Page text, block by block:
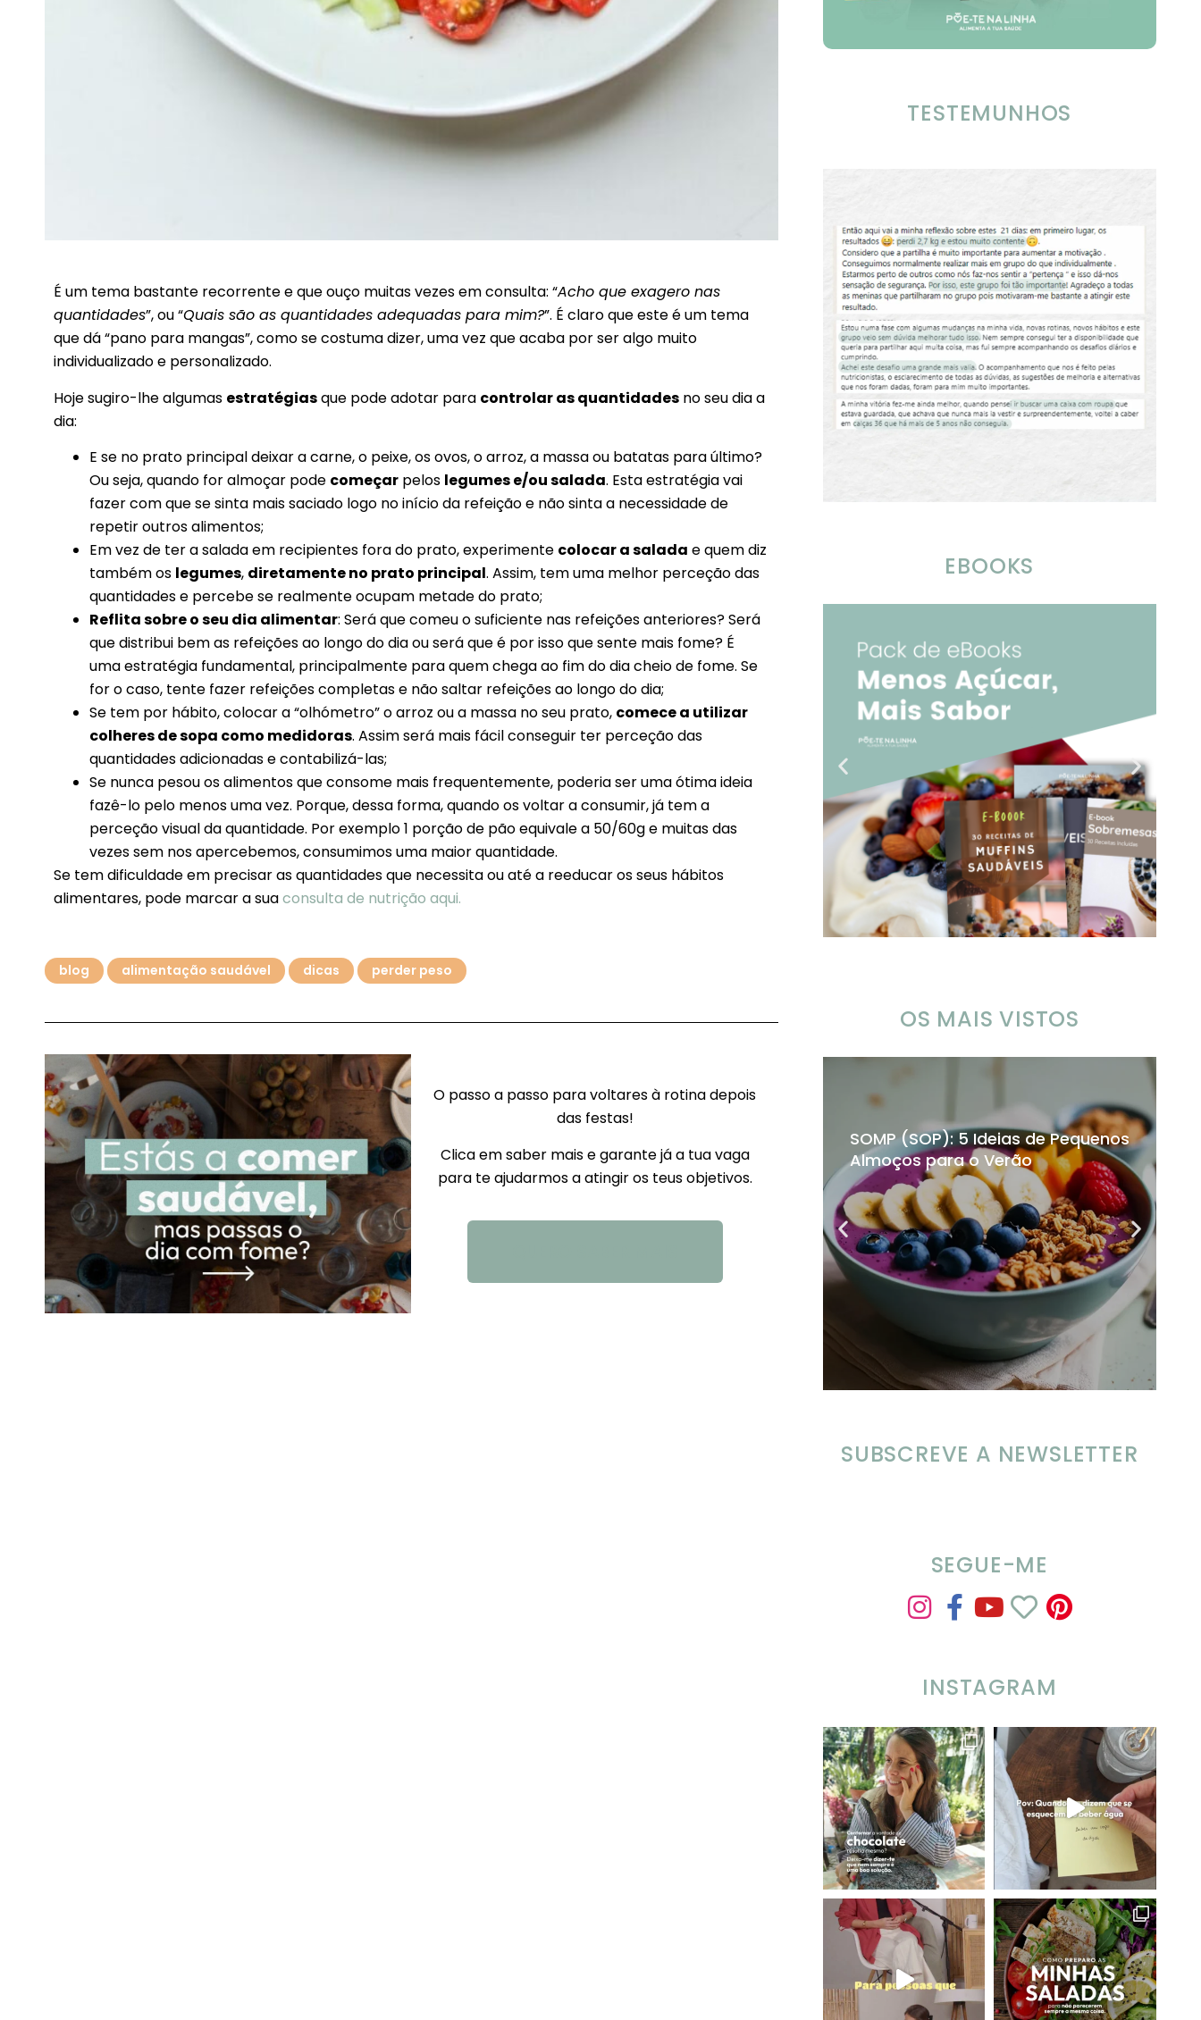
É um tema bastante recorrente e que ouço muitas vezes em consulta: “Acho que exagero nas
quantidades”, ou “Quais são as quantidades adequadas para mim?”. É claro que este é um tema
que dá “pano para mangas”, como se costuma dizer, uma vez que acaba por ser algo muito
individualizado e personalizado.
Hoje sugiro-lhe algumas estratégiasque pode adotar para controlar as quantidades no seu dia a
dia:
E se no prato principal deixar a carne, o peixe, os ovos, o arroz, a massa ou batatas para último?
Ou seja, quando for almoçar pode começar pelos legumes e/ou salada. Esta estratégia vai
fazer com que se sinta mais saciado logo no início da refeição e não sinta a necessidade de
repetir outros alimentos;
Em vez de ter a salada em recipientes fora do prato, experimente colocar a salada e quem diz
também os legumes, diretamente no prato principal. Assim, tem uma melhor perceção das
quantidades e percebe se realmente ocupam metade do prato;
Reflita sobre o seu dia alimentar: Será que comeu o suficiente nas refeições anteriores? Será
que distribui bem as refeições ao longo do dia ou será que é por isso que sente mais fome? É
uma estratégia fundamental, principalmente para quem chega ao fim do dia cheio de fome. Se
for o caso, tente fazer refeições completas e não saltar refeições ao longo do dia;
Se tem por hábito, colocar a “olhómetro” o arroz ou a massa no seu prato, comece a utilizar
colheres de sopa como medidoras. Assim será mais fácil conseguir ter perceção das
quantidades adicionadas e contabilizá-las;
Se nunca pesou os alimentos que consome mais frequentemente, poderia ser uma ótima ideia
fazê-lo pelo menos uma vez. Porque, dessa forma, quando os voltar a consumir, já tem a
perceção visual da quantidade. Por exemplo 1 porção de pão equivale a 50/60g e muitas das
vezes sem nos apercebemos, consumimos uma maior quantidade.
Se tem dificuldade em precisar as quantidades que necessita ou até a reeducar os seus hábitos
alimentares, pode marcar a suaconsulta de nutrição aqui.
blog alimentação saudável dicas perder peso
O passo a passo para voltares à rotina depois
das festas!
Clica em saber mais e garante já a tua vaga
para te ajudarmos a atingir os teus objetivos.
TESTEMUNHOS
EBOOKS
OS MAIS VISTOS
SOMP (SOP): 5 Ideias de Pequenos
Almoços para o Verão
SUBSCREVE A NEWSLETTER
SEGUE-ME
INSTAGRAM